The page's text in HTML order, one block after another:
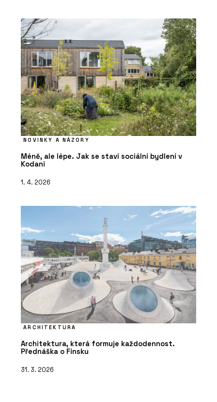
NOVINKY A NÁZORY
Méně, ale lépe. Jak se staví sociální bydlení v
Kodani
1. 4. 2026
ARCHITEKTURA
Architektura, která formuje každodennost.
Přednáška o Finsku
31. 3. 2026